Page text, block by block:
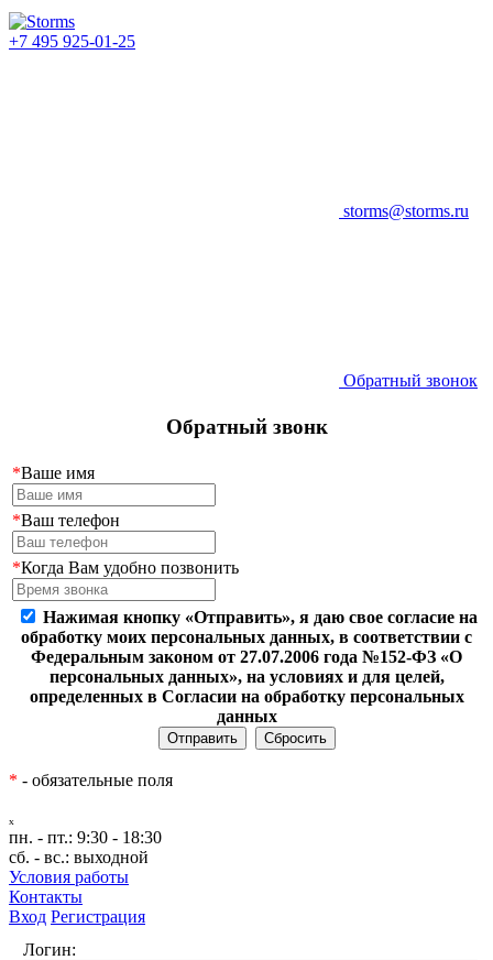
+7 495 925-01-25
storms@storms.ru
Обратный звонок
Обратный звонк
*Ваше имя
*Ваш телефон
*Когда Вам удобно позвонить
Нажимая кнопку «Отправить», я даю свое согласие на
обработку моих персональных данных, в соответствии с
Федеральным законом от 27.07.2006 года №152-ФЗ «О
персональных данных», на условиях и для целей,
определенных в Согласии на обработку персональных
данных
* - обязательные поля
ₓ
пн. - пт.: 9:30 - 18:30
сб. - вс.: выходной
Условия работы
Контакты
Вход Регистрация
Логин: